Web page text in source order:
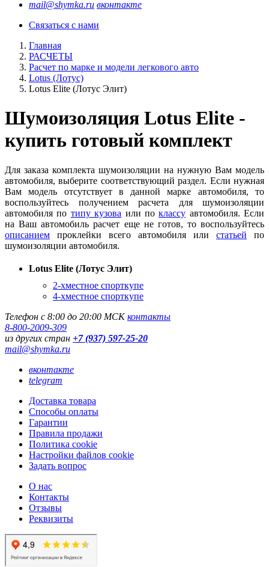
mail@shymka.ru вконтакте
Связаться с нами
Главная
РАСЧЕТЫ
Расчет по марке и модели легкового авто
Lotus (Лотус)
Lotus Elite (Лотус Элит)
Шумоизоляция Lotus Elite -
купить готовый комплект
Для заказа комплекта шумоизоляции на нужную Вам модель
автомобиля, выберите соответствующий раздел. Если нужная
Вам модель отсутствует в данной марке автомобиля, то
воспользуйтесь получением расчета для шумоизоляции
автомобиля по типу кузова или поклассу автомобиля. Если
на Ваш автомобиль расчет еще не готов, то воспользуйтесь
описанием проклейки всего автомобиля или статьей по
шумоизоляции автомобиля.
Lotus Elite (Лотус Элит)
2-хместное спорткупе
4-хместное спорткупе
Телефон с 8:00 до 20:00 МСКконтакты
8-800-2009-309
из других стран +7 (937) 597-25-20
mail@shymka.ru
вконтакте
telegram
Доставка товара
Способы оплаты
Гарантии
Правила продажи
Политика cookie
Настройки файлов cookie
Задать вопрос
О нас
Контакты
Отзывы
Реквизиты